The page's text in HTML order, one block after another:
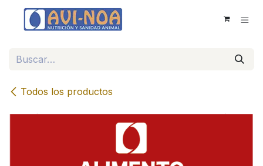
Ir al contenido
Todos los productos